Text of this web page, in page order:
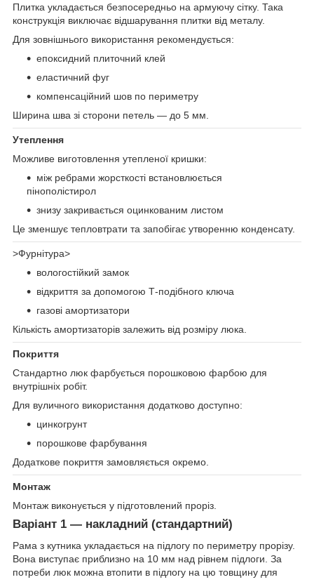
Плитка укладається безпосередньо на армуючу сітку. Така
конструкція виключає відшарування плитки від металу.
Для зовнішнього використання рекомендується:
епоксидний плиточний клей
еластичний фуг
компенсаційний шов по периметру
Ширина шва зі сторони петель — до 5 мм.
Утеплення
Можливе виготовлення утепленої кришки:
між ребрами жорсткості встановлюється
пінополістирол
знизу закривається оцинкованим листом
Це зменшує тепловтрати та запобігає утворенню конденсату.
>Фурнітура>
вологостійкий замок
відкриття за допомогою Т-подібного ключа
газові амортизатори
Кількість амортизаторів залежить від розміру люка.
Покриття
Стандартно люк фарбується порошковою фарбою для
внутрішніх робіт.
Для вуличного використання додатково доступно:
цинкогрунт
порошкове фарбування
Додаткове покриття замовляється окремо.
Монтаж
Монтаж виконується у підготовлений проріз.
Варіант 1 — накладний (стандартний)
Рама з кутника укладається на підлогу по периметру прорізу.
Вона виступає приблизно на 10 мм над рівнем підлоги. За
потреби люк можна втопити в підлогу на цю товщину для